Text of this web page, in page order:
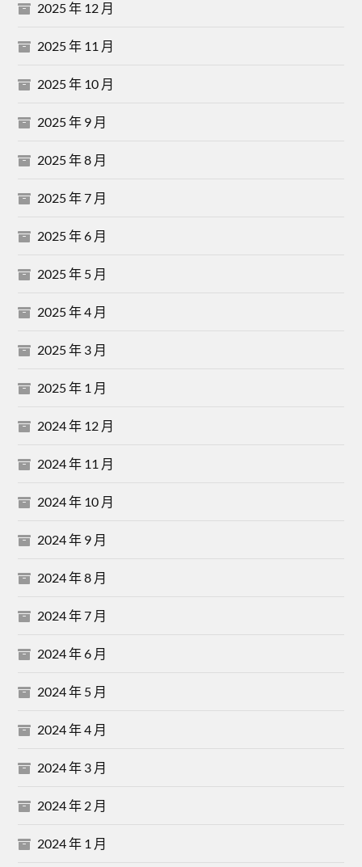
2025 年 12 月
2025 年 11 月
2025 年 10 月
2025 年 9 月
2025 年 8 月
2025 年 7 月
2025 年 6 月
2025 年 5 月
2025 年 4 月
2025 年 3 月
2025 年 1 月
2024 年 12 月
2024 年 11 月
2024 年 10 月
2024 年 9 月
2024 年 8 月
2024 年 7 月
2024 年 6 月
2024 年 5 月
2024 年 4 月
2024 年 3 月
2024 年 2 月
2024 年 1 月